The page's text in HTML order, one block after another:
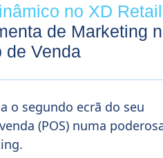
no XD
de Marketing
de Venda
o segundo ecrã do seu
(POS) numa